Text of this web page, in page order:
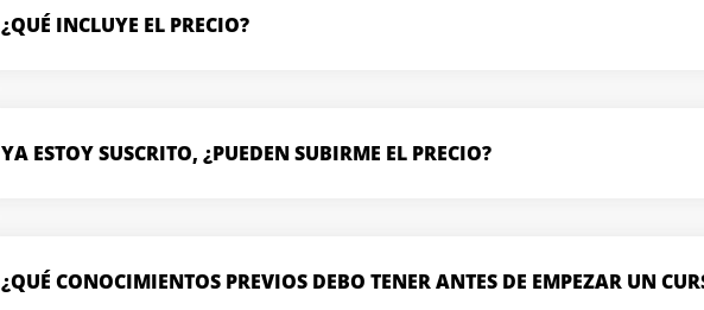
¿QUÉ INCLUYE EL PRECIO?
YA ESTOY SUSCRITO, ¿PUEDEN SUBIRME EL PRECIO?
¿QUÉ CONOCIMIENTOS PREVIOS DEBO TENER ANTES DE EMPEZAR UN